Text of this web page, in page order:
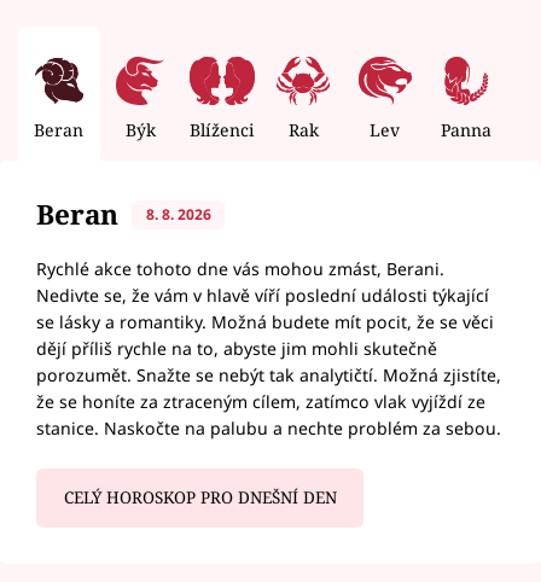
Beran Býk Blíženci Rak Lev Panna
Beran 8. 8. 2026
Rychlé akce tohoto dne vás mohou zmást, Berani.
Nedivte se, že vám v hlavě víří poslední události týkající
se lásky a romantiky. Možná budete mít pocit, že se věci
dějí příliš rychle na to, abyste jim mohli skutečně
porozumět. Snažte se nebýt tak analytičtí. Možná zjistíte,
že se honíte za ztraceným cílem, zatímco vlak vyjíždí ze
stanice. Naskočte na palubu a nechte problém za sebou.
CELÝ HOROSKOP PRO DNEŠNÍ DEN